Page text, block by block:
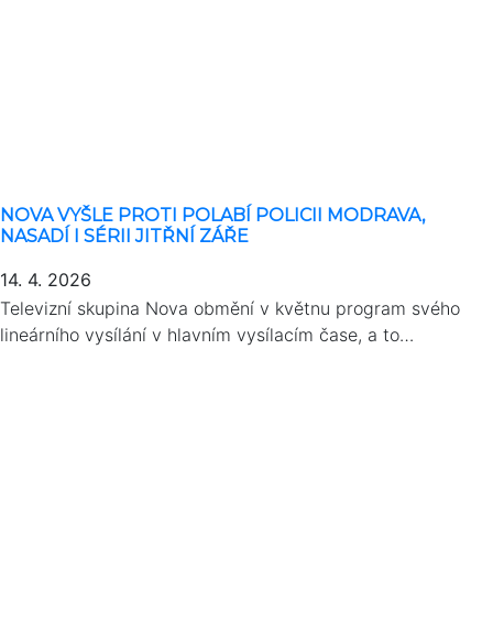
NOVA VYŠLE PROTI POLABÍ POLICII MODRAVA,
NASADÍ I SÉRII JITŘNÍ ZÁŘE
14. 4. 2026
Televizní skupina Nova obmění v květnu program svého
lineárního vysílání v hlavním vysílacím čase, a to…